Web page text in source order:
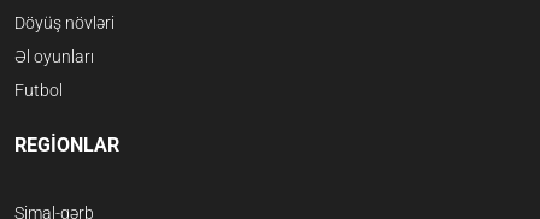
Döyüş növləri
Əl oyunları
Futbol
REGİONLAR
Şimal-qərb